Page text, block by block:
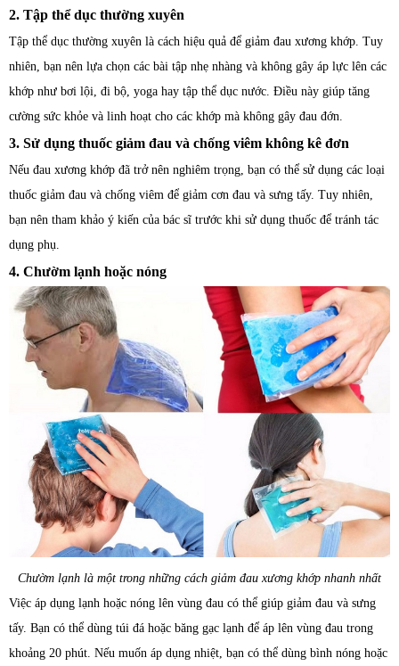
2. Tập thể dục thường xuyên
Tập thể dục thường xuyên là cách hiệu quả để giảm đau xương khớp. Tuy
nhiên, bạn nên lựa chọn các bài tập nhẹ nhàng và không gây áp lực lên các
khớp như bơi lội, đi bộ, yoga hay tập thể dục nước. Điều này giúp tăng
cường sức khỏe và linh hoạt cho các khớp mà không gây đau đớn.
3. Sử dụng thuốc giảm đau và chống viêm không kê đơn
Nếu đau xương khớp đã trở nên nghiêm trọng, bạn có thể sử dụng các loại
thuốc giảm đau và chống viêm để giảm cơn đau và sưng tấy. Tuy nhiên,
bạn nên tham khảo ý kiến của bác sĩ trước khi sử dụng thuốc để tránh tác
dụng phụ.
4. Chườm lạnh hoặc nóng
Chườm lạnh là một trong những cách giảm đau xương khớp nhanh nhất
Việc áp dụng lạnh hoặc nóng lên vùng đau có thể giúp giảm đau và sưng
tấy. Bạn có thể dùng túi đá hoặc băng gạc lạnh để áp lên vùng đau trong
khoảng 20 phút. Nếu muốn áp dụng nhiệt, bạn có thể dùng bình nóng hoặc